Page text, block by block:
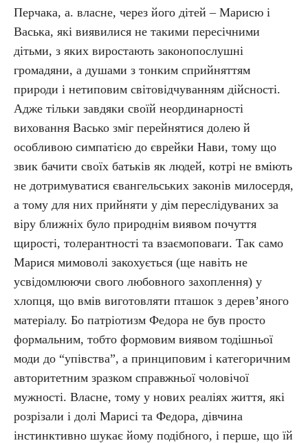
Перчака, а. власне, через його дітей – Марисю і
Васька, які виявилися не такими пересічними
дітьми, з яких виростають законопослушні
громадяни, а душами з тонким сприйняттям
природи і нетиповим світовідчуванням дійсності.
Адже тільки завдяки своїй неординарності
виховання Васько зміг перейнятися долею й
особливою симпатією до єврейки Нави, тому що
звик бачити своїх батьків як людей, котрі не вміють
не дотримуватися євангельських законів милосердя,
а тому для них прийняти у дім переслідуваних за
віру ближніх було природнім виявом почуття
щирості, толерантності та взаємоповаги. Так само
Марися мимоволі закохується (ще навіть не
усвідомлюючи свого любовного захоплення) у
хлопця, що вмів виготовляти пташок з дерев’яного
матеріалу. Бо патріотизм Федора не був просто
формальним, тобто формовим виявом тодішньої
моди до “упівства”, а принциповим і категоричним
авторитетним зразком справжньої чоловічої
мужності. Власне, тому у нових реаліях життя, які
розрізали і долі Марисі та Федора, дівчина
інстинктивно шукає йому подібного, і перше, що їй